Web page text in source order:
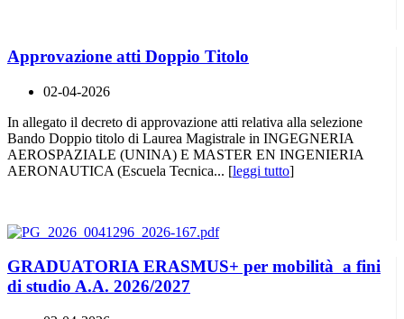
Approvazione atti Doppio Titolo
02-04-2026
In allegato il decreto di approvazione atti relativa alla selezione
Bando Doppio titolo di Laurea Magistrale in INGEGNERIA
AEROSPAZIALE (UNINA) E MASTER EN INGENIERIA
AERONAUTICA (Escuela Tecnica... [leggi tutto]
GRADUATORIA ERASMUS+ per mobilità a fini
di studio A.A. 2026/2027